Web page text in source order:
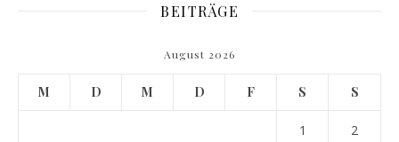
BEITRÄGE
August 2026
M D M D F S S
1 2